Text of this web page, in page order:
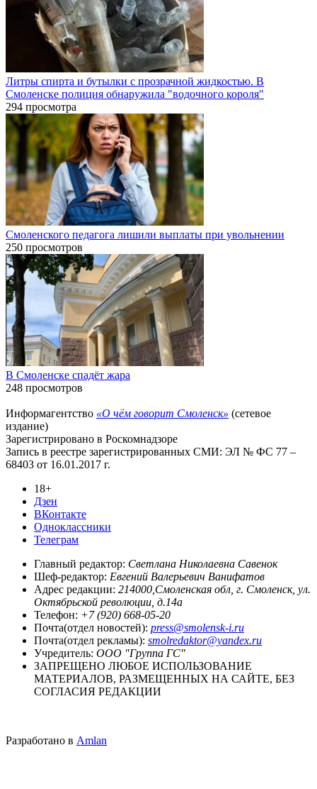
Литры спирта и бутылки с прозрачной жидкостью. В
Смоленске полиция обнаружила "водочного короля"
294 просмотра
Смоленского педагога лишили выплаты при увольнении
250 просмотров
В Смоленске спадёт жара
248 просмотров
Информагентство «О чём говорит Смоленск» (сетевое
издание)
Зарегистрировано в Роскомнадзоре
Запись в реестре зарегистрированных СМИ: ЭЛ № ФС 77 –
68403 от 16.01.2017 г.
18+
Дзен
ВКонтакте
Одноклассники
Телеграм
Главный редактор: Светлана Николаевна Савенок
Шеф-редактор: Евгений Валерьевич Ванифатов
Адрес редакции: 214000,Смоленская обл, г. Смоленск, ул.
Октябрьской революции, д.14а
Телефон: +7 (920) 668-05-20
Почта(отдел новостей): press@smolensk-i.ru
Почта(отдел рекламы): smolredaktor@yandex.ru
Учредитель: ООО "Группа ГС"
ЗАПРЕЩЕНО ЛЮБОЕ ИСПОЛЬЗОВАНИЕ
МАТЕРИАЛОВ, РАЗМЕЩЕННЫХ НА САЙТЕ, БЕЗ
СОГЛАСИЯ РЕДАКЦИИ
Разработано в Amlan